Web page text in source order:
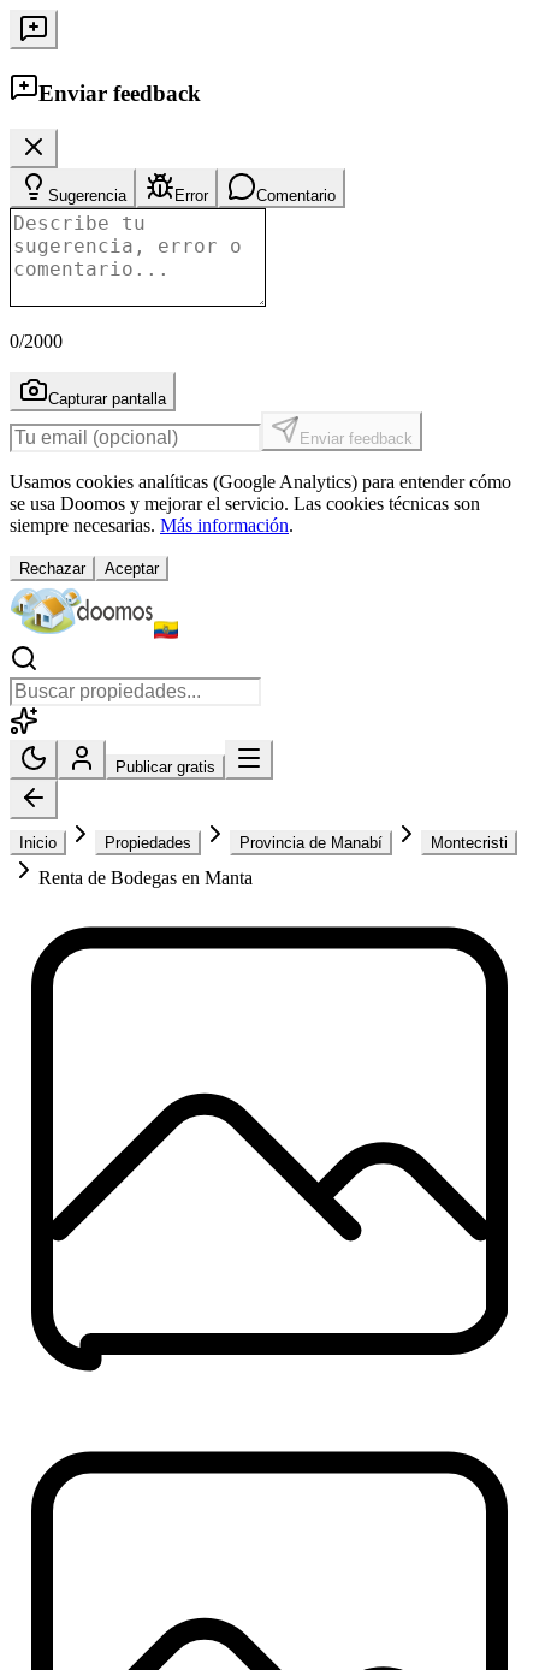
Enviar feedback
Sugerencia Error Comentario
0/2000
Capturar pantalla
Enviar feedback
Usamos cookies analíticas (Google Analytics) para entender cómo
se usa Doomos y mejorar el servicio. Las cookies técnicas son
siempre necesarias. Más información.
Rechazar Aceptar
Publicar gratis
Inicio Propiedades Provincia de Manabí Montecristi
Renta de Bodegas en Manta